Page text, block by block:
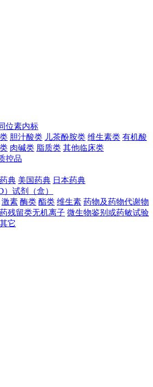
位素内标
胆汁酸类 儿茶酚胺类 维生素类 有机酸
肉碱类 脂质类 其他临床类
控品
典 美国药典 日本药典
试剂（盒）
激素 酶类 酯类 维生素 药物及药物代谢物
残留类无机离子 微生物鉴别或药敏试验
其它